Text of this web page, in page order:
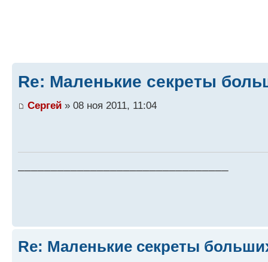
Re: Маленькие секреты
Сергей » 08 ноя 2011, 11:04
Re: Маленькие секреты